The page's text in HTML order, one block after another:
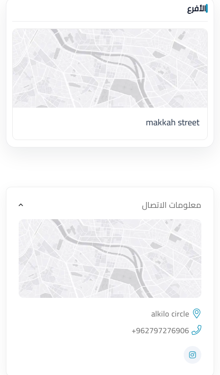
الأفرع
makkah street
معلومات الاتصال
اضغط لتحميل الموقع
alkilo circle
+962797276906
زيارة حساب المتجر على Instagram